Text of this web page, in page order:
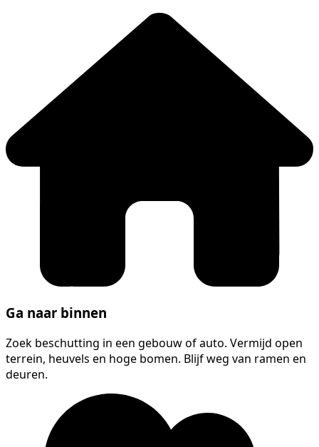
Ga naar binnen
Zoek beschutting in een gebouw of auto. Vermijd open
terrein, heuvels en hoge bomen. Blijf weg van ramen en
deuren.